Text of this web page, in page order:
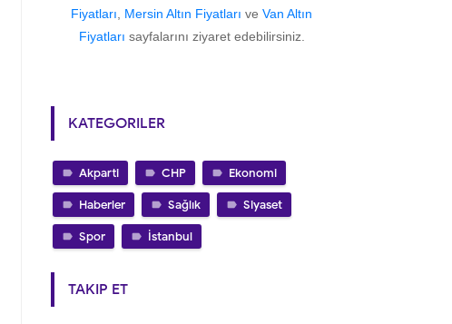
Fiyatları, Mersin Altın Fiyatları ve Van Altın
Fiyatları sayfalarını ziyaret edebilirsiniz.
KATEGORILER
Akparti CHP Ekonomi
Haberler Sağlık Siyaset
Spor İstanbul
TAKIP ET